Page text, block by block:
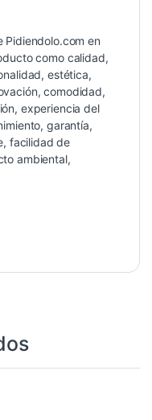
Pidiendolo.com en
como calidad,
estética,
comodidad,
experiencia del
garantía,
facilidad de
ambiental,